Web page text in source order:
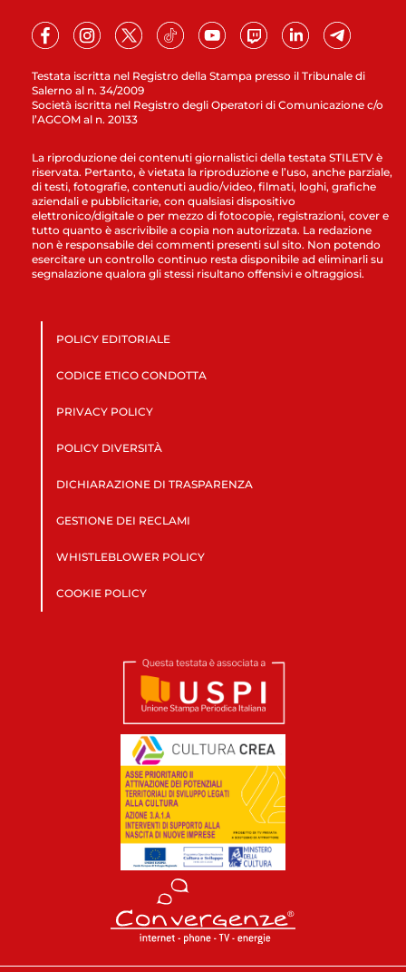
Testata iscritta nel Registro della Stampa presso il Tribunale di
Salerno al n. 34/2009
Società iscritta nel Registro degli Operatori di Comunicazione c/o
l’AGCOM al n. 20133
La riproduzione dei contenuti giornalistici della testata STILETV è
riservata. Pertanto, è vietata la riproduzione e l’uso, anche parziale,
di testi, fotografie, contenuti audio/video, filmati, loghi, grafiche
aziendali e pubblicitarie, con qualsiasi dispositivo
elettronico/digitale o per mezzo di fotocopie, registrazioni, cover e
tutto quanto è ascrivibile a copia non autorizzata. La redazione
non è responsabile dei commenti presenti sul sito. Non potendo
esercitare un controllo continuo resta disponibile ad eliminarli su
segnalazione qualora gli stessi risultano offensivi e oltraggiosi.
POLICY EDITORIALE
CODICE ETICO CONDOTTA
PRIVACY POLICY
POLICY DIVERSITÀ
DICHIARAZIONE DI TRASPARENZA
GESTIONE DEI RECLAMI
WHISTLEBLOWER POLICY
COOKIE POLICY